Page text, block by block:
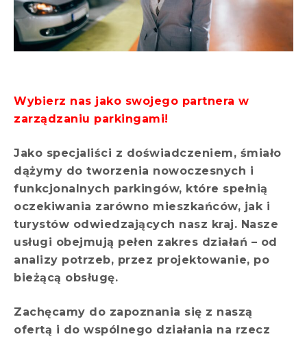
Wybierz nas jako swojego partnera w
zarządzaniu parkingami!
Jako specjaliści z doświadczeniem, śmiało
dążymy do tworzenia nowoczesnych i
funkcjonalnych parkingów, które spełnią
oczekiwania zarówno mieszkańców, jak i
turystów odwiedzających nasz kraj. Nasze
usługi obejmują pełen zakres działań – od
analizy potrzeb, przez projektowanie, po
bieżącą obsługę.
Zachęcamy do zapoznania się z naszą
ofertą i do wspólnego działania na rzecz